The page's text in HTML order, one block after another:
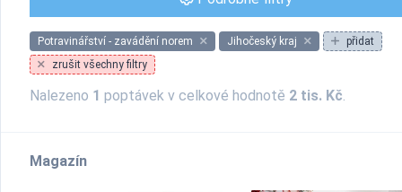
Potravinářství - zavádění norem Jihočeský kraj
přidat
zrušit všechny filtry
Nalezeno 1 poptávek v celkové hodnotě 2 tis. Kč.
Magazín